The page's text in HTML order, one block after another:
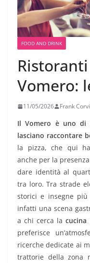
FOOD AND DRINK
Vomero:
11/05/2026 Frank
Il Vomero è uno di
lasciano raccontare
la pizza, che qui
anche per la
dare identità al
tra loro. Tra strade
storici e insegne più
infatti una scena
a chi cerca lacucina
preferisce
ricerche dedicate ai
trattorie della zona